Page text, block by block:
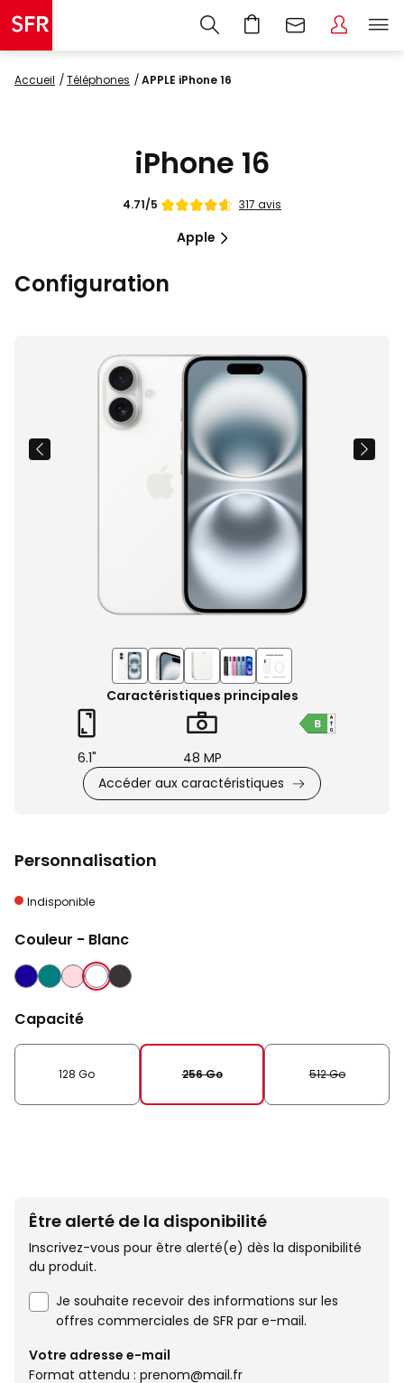
Accueil Téléphones APPLE iPhone 16
iPhone 16
Note
4.71/5 317 avis
Apple
Configuration
Images
du
produit
Caractéristiques principales
6.1"
48 MP
Accéder aux caractéristiques
Personnalisation
Indisponible
Couleur - Blanc
OUTREMER SARCELLE ROSE BLANC NOIR
Capacité
128 Go 256 Go 512 Go
Être alerté de la disponibilité
Inscrivez-vous pour être alerté(e) dès la disponibilité
du produit.
Je souhaite recevoir des informations sur les
offres commerciales de SFR par e-mail.
Votre adresse e-mail
Format attendu : prenom@mail.fr